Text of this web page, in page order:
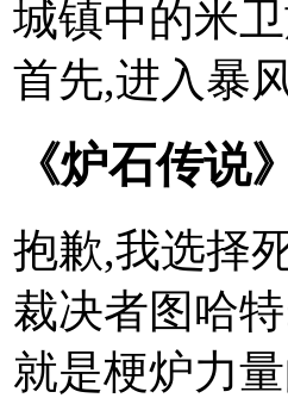
城镇中的米
首先,进入暴
《炉石传说
抱歉,我选择
裁决者图哈
就是梗炉力